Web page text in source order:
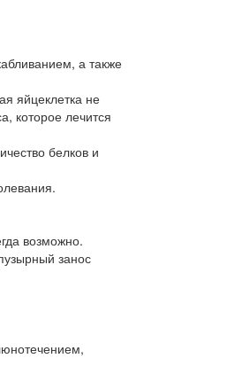
а также
яйцеклетка не
которое лечится
белков и
возможно.
занос